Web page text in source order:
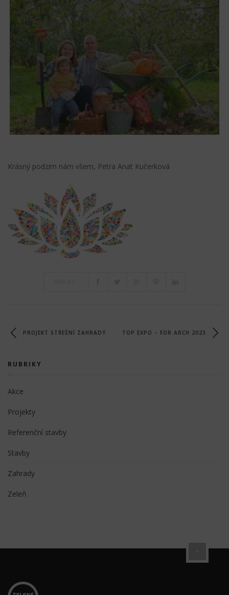
Krásný podzim nám všem, Petra Anat Kučerková
PROJEKT STŘEŠNÍ ZAHRADY TOP EXPO – FOR ARCH 2023
RUBRIKY
Akce
Projekty
Referenční stavby
Stavby
Zahrady
Zeleň